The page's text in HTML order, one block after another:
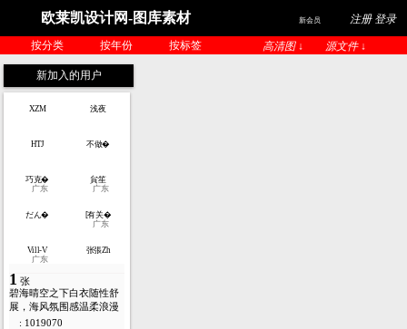
欧莱凯设计网-图库素材 新会员 注册 登录
按分类 按年份 按标签 高清图 ↓ 源文件 ↓
新加入的用户
XZM 浅夜
HTJ 不做�
巧克�
广东
貟笙
广东
だん�
[有关�
广东
Vill-V
广东
张張Zh
1 张
碧海晴空之下白衣随性舒
展，海风氛围感温柔浪漫
: 1019070